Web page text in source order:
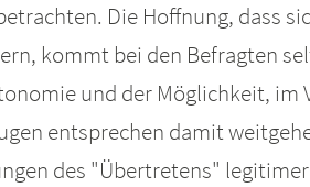
Die Hoffnung, dass
kommt bei den Befragten
und der Möglichkeit, im
entsprechen damit
des "Übertretens"